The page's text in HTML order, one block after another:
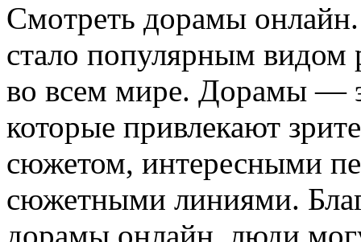
Смoтрeть дoрaмы
стало популярным видом
во всем мире. Дорамы —
которые привлекают
сюжетом, интересными
сюжетными линиями.